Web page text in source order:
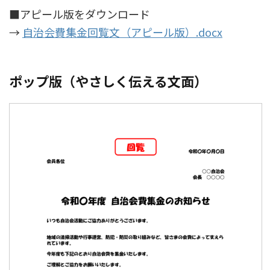
■アピール版をダウンロード
→ 自治会費集金回覧文（アピール版）.docx
ポップ版（やさしく伝える文面）